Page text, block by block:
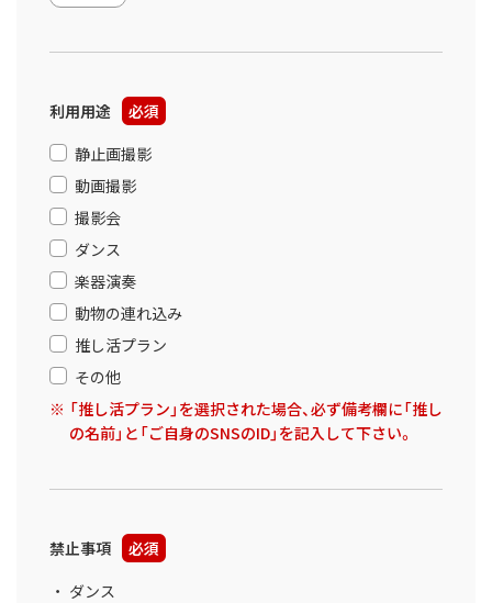
利用用途
必須
静止画撮影
動画撮影
撮影会
ダンス
楽器演奏
動物の連れ込み
推し活プラン
その他
「推し活プラン」を選択された場合、必ず備考欄に「推し
の名前」と「ご自身のSNSのID」を記入して下さい。
禁止事項
必須
ダンス